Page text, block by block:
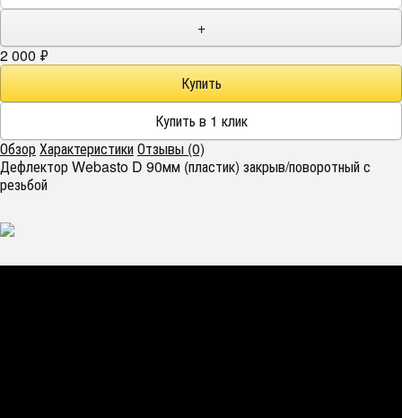
+
2 000 ₽
ОбзорХарактеристикиОтзывы (0)
Дефлектор Webasto D 90мм (пластик) закрыв/поворотный с
резьбой